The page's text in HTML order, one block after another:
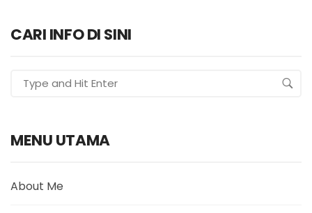
CARI INFO DI SINI
MENU UTAMA
About Me